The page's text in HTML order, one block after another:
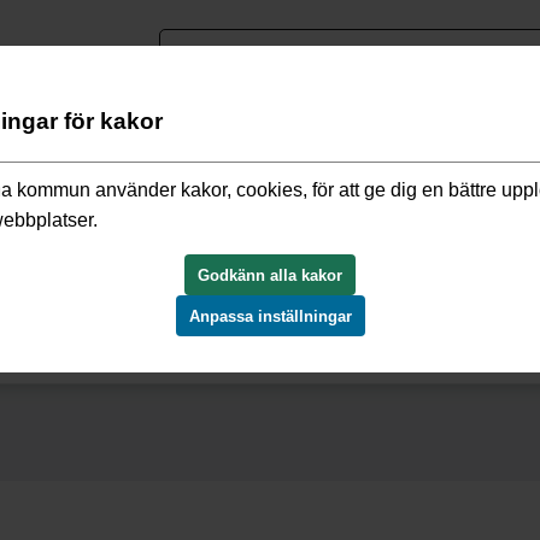
för kakor
kommun använder kakor, cookies, för att ge dig en bättre
Godkänn alla kakor
Anpassa inställningar